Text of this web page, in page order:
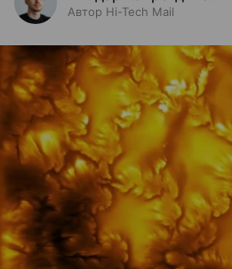
Автор Hi-Tech Mail